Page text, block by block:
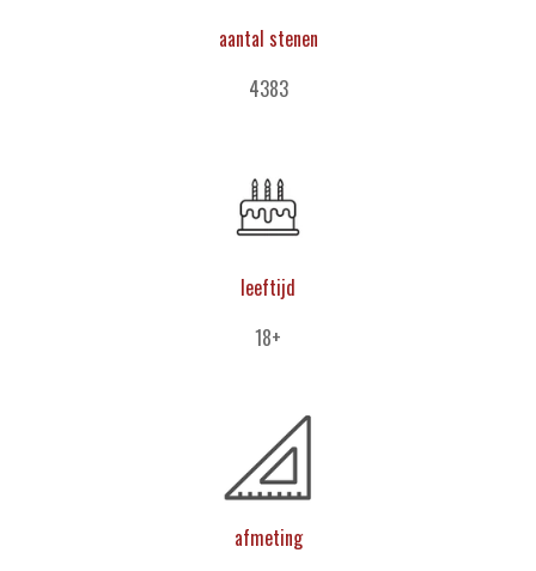
aantal stenen
4383
leeftijd
18+
afmeting